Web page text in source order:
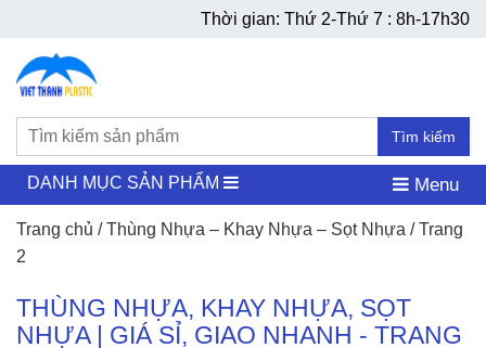
Thời gian: Thứ 2-Thứ 7 : 8h-17h30
Tìm kiếm
DANH MỤC SẢN PHẨM Menu
Trang chủ /Thùng Nhựa – Khay Nhựa – Sọt Nhựa / Trang
2
THÙNG NHỰA, KHAY NHỰA, SỌT
NHỰA | GIÁ SỈ, GIAO NHANH - TRANG